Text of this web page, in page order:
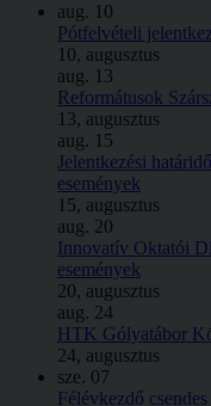
aug. 10
Pótfelvételi
10, augusztus
aug. 13
Reformátusok
13, augusztus
aug. 15
Jelentkezési
események
15, augusztus
aug. 20
Innovatív Oktatói
események
20, augusztus
aug. 24
HTK Gólyatábor
24, augusztus
sze. 07
Félévkezdő